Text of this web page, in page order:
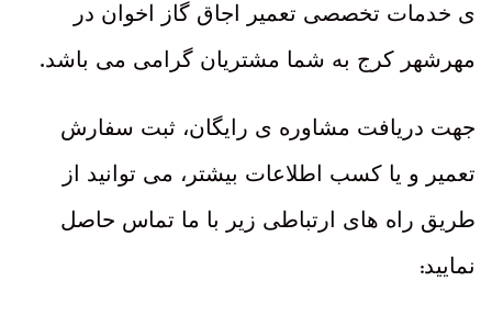
ی خدمات تخصصی تعمیر اجاق گاز اخوان در
مهرشهر کرج به شما مشتریان گرامی می باشد.
جهت دریافت مشاوره ی رایگان، ثبت سفارش
تعمیر و یا کسب اطلاعات بیشتر، می توانید از
طریق راه های ارتباطی زیر با ما تماس حاصل
نمایید: